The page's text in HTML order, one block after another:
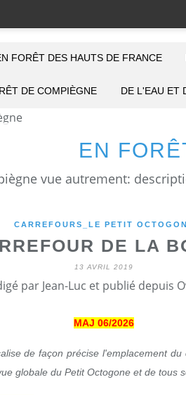
EN
FORÊT DES HAUTS DE FRANCE
DE COMPIÈGNE DE L'EAU ET
CARREFOURS_LE PETIT
DE LA
13 AVRIL 2019
par Jean-Luc et publié depuis
MAJ 06/2026
de façon précise l'emplacement
globale du Petit Octogone et de tous